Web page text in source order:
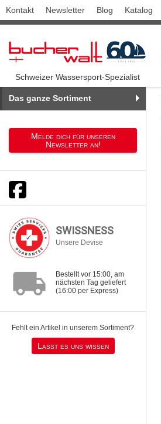
Kontakt Newsletter Blog Katalog
Schweizer Wassersport-Spezialist
Das ganze Sortiment
Melde dich für unseren
Newsletter an!
SWISSNESS
Unsere Devise
local_shipping
Bestellt vor 15:00, am
nächsten Tag geliefert
(16:00 per Express)
Fehlt ein Artikel in unserem Sortiment?
Lasst es uns wissen